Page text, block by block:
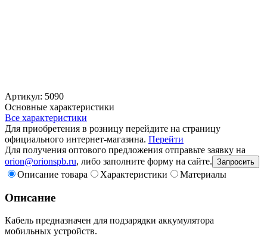
Артикул: 5090
Основные характеристики
Все характеристики
Для приобретения в розницу перейдите на страницу
официального интернет-магазина. Перейти
Для получения оптового предложения отправьте заявку на
orion@orionspb.ru, либо заполните форму на сайте. Запросить
Описание товара Характеристики Материалы
Описание
Кабель предназначен для подзарядки аккумулятора
мобильных устройств.